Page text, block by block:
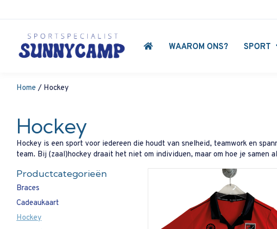
WAAROM ONS? SPORT
Home / Hockey
Hockey
Hockey is een sport voor iedereen die houdt van snelheid, teamwork en
team. Bij (zaal)hockey draait het niet om individuen, maar om hoe je
Productcategorieën
Braces
Cadeaukaart
Hockey